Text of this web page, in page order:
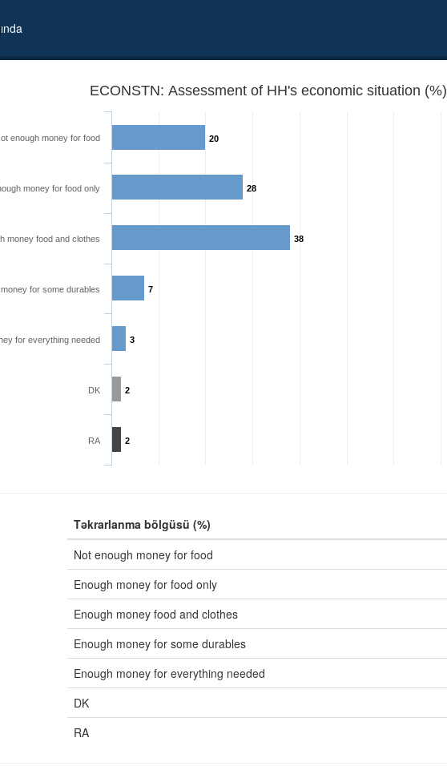
ECONSTN: Assessment of HH's economic situation (%)
20
28
38
7
3
2
2
enough money for food
money for food only
money food and clothes
for some durables
for everything needed
DK
RA
Təkrarlanma bölgüsü (%)
Not enough money for food
Enough money for food only
Enough money food and clothes
Enough money for some durables
Enough money for everything needed
DK
RA